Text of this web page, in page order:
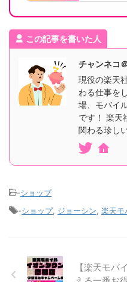
この記事を書いた人
チャンネコ
現役の楽天
わる仕事を
場、モバイ
です！ 楽天
関わる珍し
-ショップ
-ショップ, ジョーシン 楽天モ
【楽天モバ